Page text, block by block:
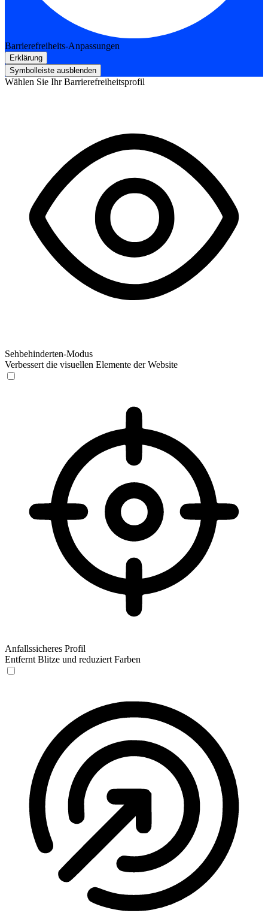
Barrierefreiheits-Anpassungen
Erklärung
Symbolleiste ausblenden
Wählen Sie Ihr Barrierefreiheitsprofil
Sehbehinderten-Modus
Verbessert die visuellen Elemente der Website
Anfallssicheres Profil
Entfernt Blitze und reduziert Farben